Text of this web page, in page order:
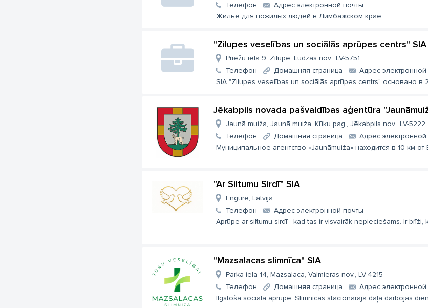
Телефон
Aдрес электронной почты
Жилье для пожилых людей в Лимбажском крае.
"Zilupes veselības un sociālās aprūpes centrs" SIA
Priežu iela 9, Zilupe, Ludzas nov., LV-5751
Телефон
Домашняя страница
Aдрес
SIA "Zilupes veselības un sociālās aprūpes centrs" основано в
Jēkabpils novada pašvaldības aģentūra
Jaunā muiža, Jaunā muiža, Kūku pag., Jēkabpils nov., LV-5222
Телефон
Домашняя страница
Aдрес
Муниципальное агентство «Jaunāmuiža» находится в 10 км
"Ar Siltumu Sirdī" SIA
Engure, Latvija
Телефон
Aдрес электронной почты
Aprūpe ar siltumu sirdī - kad tas ir visvairāk nepieciešams. Ir brīži,
"Mazsalacas slimnīca" SIA
Parka iela 14, Mazsalaca, Valmieras nov., LV-4215
Телефон
Домашняя страница
Aдрес
Ilgstoša sociālā aprūpe. Slimnīcas stacionārajā daļā darbojas